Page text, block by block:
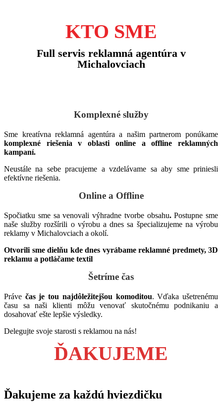
KTO SME
Full servis reklamná agentúra v
Michalovciach
Komplexné služby
Sme kreatívna reklamná agentúra a našim partnerom ponúkame
komplexné riešenia v oblasti online a offline reklamných
kampaní.
Neustále na sebe pracujeme a vzdelávame sa aby sme priniesli
efektívne riešenia.
Online a Offline
Spočiatku sme sa venovali výhradne tvorbe obsahu.Postupne sme
naše služby rozšírili o výrobu a dnes sa špecializujeme na výrobu
reklamy v Michalovciach a okolí.
Otvorili sme dielňu kde dnes vyrábame reklamné predmety, 3D
reklamu a potláčame textil
Šetríme čas
Práve čas je tou najdôležitejšou komoditou. Vďaka ušetrenému
času sa naši klienti môžu venovať skutočnému podnikaniu a
dosahovať ešte lepšie výsledky.
Delegujte svoje starosti s reklamou na nás!
ĎAKUJEME
Ďakujeme za každú hviezdičku